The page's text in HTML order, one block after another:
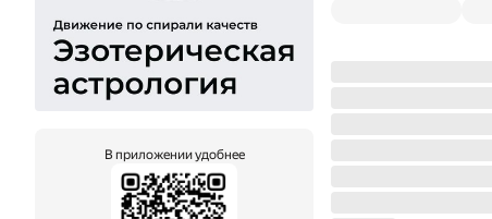
В приложении удобнее